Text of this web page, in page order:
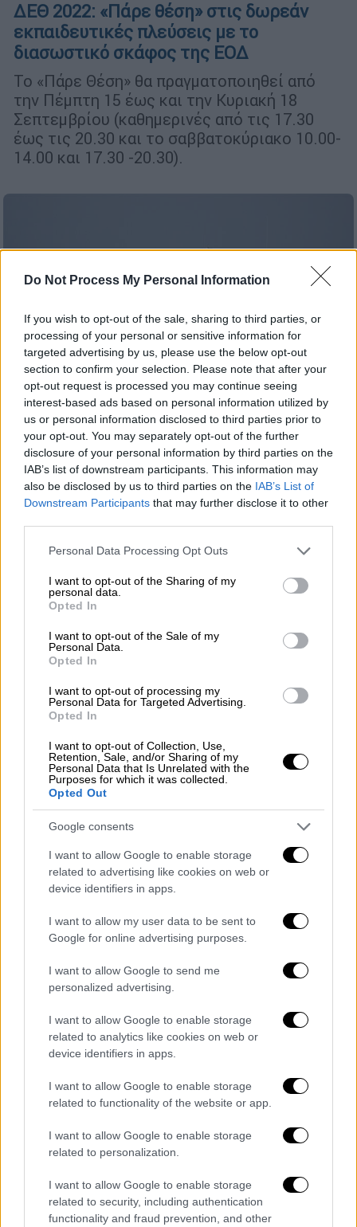
Do Not Process My Personal Information
If you wish to opt-out of the sale, sharing to third parties, or
processing of your personal or sensitive information for
targeted advertising by us, please use the below opt-out
section to confirm your selection. Please note that after your
opt-out request is processed you may continue seeing
interest-based ads based on personal information utilized by
us or personal information disclosed to third parties prior to
your opt-out. You may separately opt-out of the further
disclosure of your personal information by third parties on the
IAB’s list of downstream participants. This information may
also be disclosed by us to third parties on the IAB’s List of
Downstream Participants that may further disclose it to other
Please note that this website/app uses one or more Google
not limited to your visit or usage behaviour. You may click to
grant or deny consent to Google and its third-party tags to
use your data for below specified purposes in below Google
consent section.
Personal Data Processing Opt Outs
I want to opt-out of the Sharing of my
personal data.
Opted In
I want to opt-out of the Sale of my
Personal Data.
Opted In
I want to opt-out of processing my
Personal Data for Targeted Advertising.
Opted In
I want to opt-out of Collection, Use,
Retention, Sale, and/or Sharing of my
Personal Data that Is Unrelated with the
Purposes for which it was collected.
Opted Out
Google consents
I want to allow Google to enable storage
related to advertising like cookies on web or
device identifiers in apps.
I want to allow my user data to be sent to
Google for online advertising purposes.
I want to allow Google to send me
personalized advertising.
I want to allow Google to enable storage
related to analytics like cookies on web or
device identifiers in apps.
I want to allow Google to enable storage
related to functionality of the website or app.
I want to allow Google to enable storage
related to personalization.
I want to allow Google to enable storage
related to security, including authentication
functionality and fraud prevention, and other
ΔΕΘ 2022: «Πάρε θέση» στις δωρεάν
εκπαιδευτικές πλεύσεις με το
διασωστικό σκάφος της ΕΟΔ
Το «Πάρε Θέση» θα πραγματοποιηθεί από
την Πέμπτη 15 έως και την Κυριακή 18
Σεπτεμβρίου (καθημερινές από τις 17.30
έως τις 20.30 και το σαββατοκύριακο 10.00-
14.00 και 17.30 -20.30).
Ελλάδα|03.09.2021 16:44
Θερμαϊκός: Άκαρπες οι έρευνες για
62χρονο ψαρά
ψάρεμα, σε θαλάσσια περιοχή της Νέας
Καλλικράτειας Χαλκιδικής
Ελλάδα|01.11.2019 09:53
Μοναδικό πείραμα στην Ελλάδα:
Διασώστες έγιναν ναυαγοί για 24 ώρες
Ποιος ήταν ο στόχος της άσκησης και πόσοι
συμμετείχαν